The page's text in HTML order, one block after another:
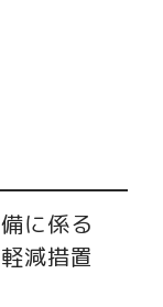
に係る
減措置